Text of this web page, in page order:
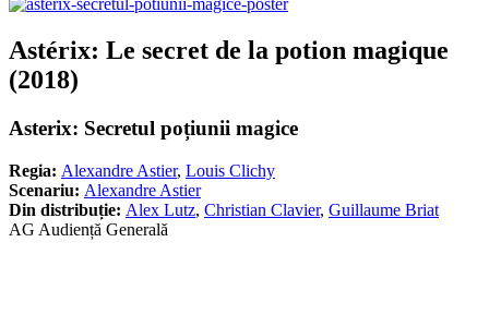
Astérix: Le secret de la potion magique
(2018)
Asterix: Secretul poțiunii magice
Regia: Alexandre Astier, Louis Clichy
Scenariu: Alexandre Astier
Din distribuție: Alex Lutz, Christian Clavier, Guillaume Briat
AG Audiență Generală